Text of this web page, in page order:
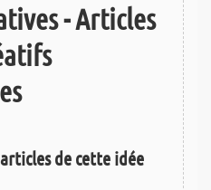
- Articles
de cette idée